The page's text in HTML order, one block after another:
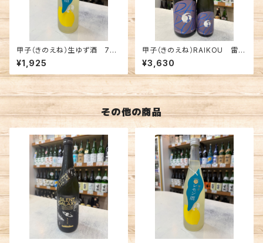
甲子（きのえね）生ゆず酒 720
ml
¥1,925
甲子（きのえね）RAIKOU 雷
光 1800ml
¥3,630
その他の商品